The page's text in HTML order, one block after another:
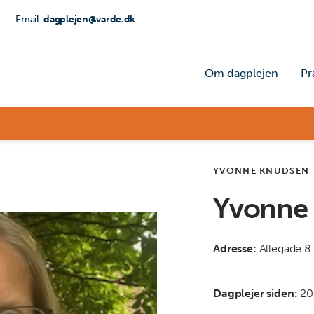
Email:dagplejen@varde.dk
Om dagplejen
YVONNE KNUDSEN
Adresse: Allegade 8
Dagplejer siden: